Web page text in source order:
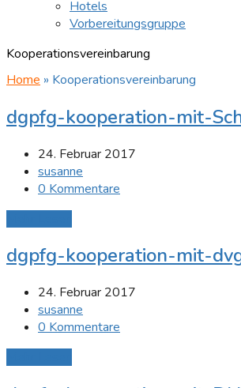
Hotels
Vorbereitungsgruppe
Kooperationsvereinbarung
Home » Kooperationsvereinbarung
dgpfg-kooperation-mit-
24. Februar 2017
susanne
0 Kommentare
dgpfg-kooperation-mit-
24. Februar 2017
susanne
0 Kommentare